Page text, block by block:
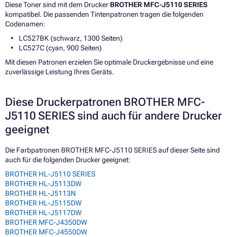
Diese Toner sind mit dem Drucker BROTHER MFC-J5110 SERIES
kompatibel. Die passenden Tintenpatronen tragen die folgenden
Codenamen:
LC527BK (schwarz, 1300 Seiten)
LC527C (cyan, 900 Seiten)
Mit diesen Patronen erzielen Sie optimale Druckergebnisse und eine
zuverlässige Leistung Ihres Geräts.
Diese Druckerpatronen BROTHER MFC-
J5110 SERIES sind auch für andere Drucker
geeignet
Die Farbpatronen BROTHER MFC-J5110 SERIES auf dieser Seite sind
auch für die folgenden Drucker geeignet:
BROTHER HL-J5110 SERIES
BROTHER HL-J5113DW
BROTHER HL-J5113N
BROTHER HL-J5115DW
BROTHER HL-J5117DW
BROTHER MFC-J4350DW
BROTHER MFC-J4550DW